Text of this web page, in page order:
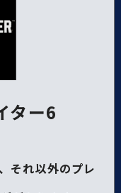
ター6
それ以外のプレ